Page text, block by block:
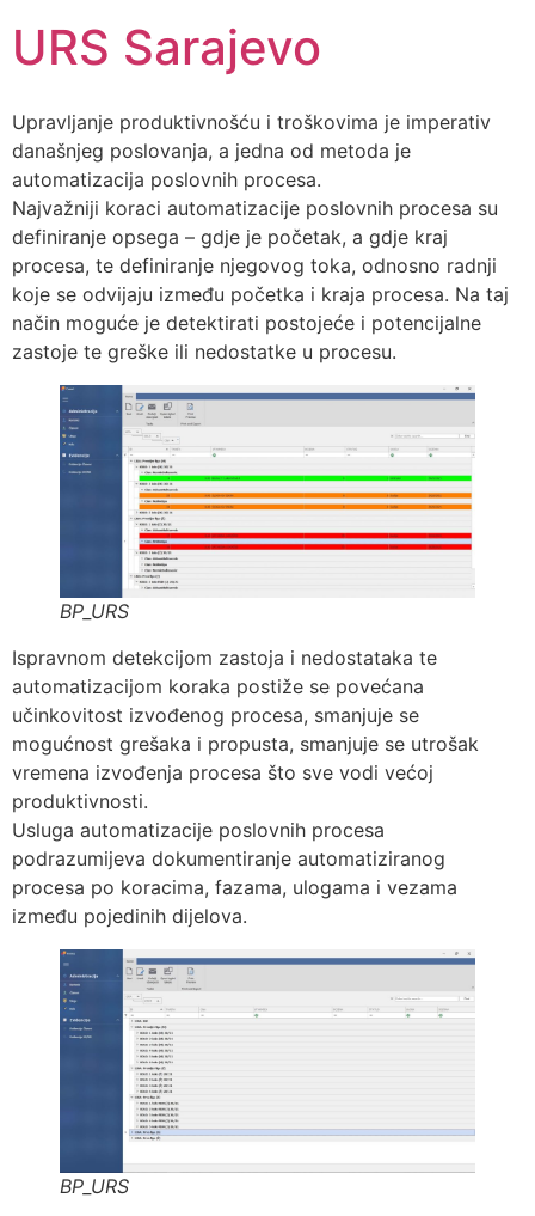
URS Sarajevo
Upravljanje produktivnošću i troškovima je imperativ
današnjeg poslovanja, a jedna od metoda je
automatizacija poslovnih procesa.
Najvažniji koraci automatizacije poslovnih procesa su
definiranje opsega – gdje je početak, a gdje kraj
procesa, te definiranje njegovog toka, odnosno radnji
koje se odvijaju između početka i kraja procesa. Na taj
način moguće je detektirati postojeće i potencijalne
zastoje te greške ili nedostatke u procesu.
BP_URS
Ispravnom detekcijom zastoja i nedostataka te
automatizacijom koraka postiže se povećana
učinkovitost izvođenog procesa, smanjuje se
mogućnost grešaka i propusta, smanjuje se utrošak
vremena izvođenja procesa što sve vodi većoj
produktivnosti.
Usluga automatizacije poslovnih procesa
podrazumijeva dokumentiranje automatiziranog
procesa po koracima, fazama, ulogama i vezama
između pojedinih dijelova.
BP_URS